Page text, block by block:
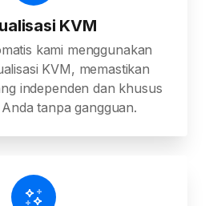
KVM
kami menggunakan
KVM, memastikan
independen dan khusus
tanpa gangguan.